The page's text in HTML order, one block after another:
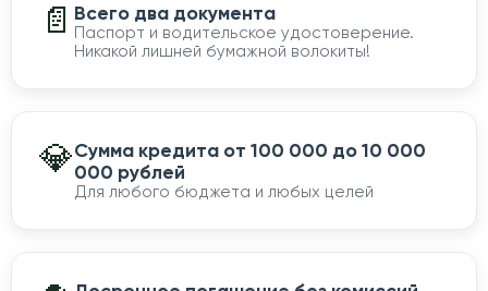
📄 Всего два документа
Паспорт и водительское удостоверение.
Никакой лишней бумажной волокиты!
💎Сумма кредита от 100 000 до 10 000
000 рублей
Для любого бюджета и любых целей